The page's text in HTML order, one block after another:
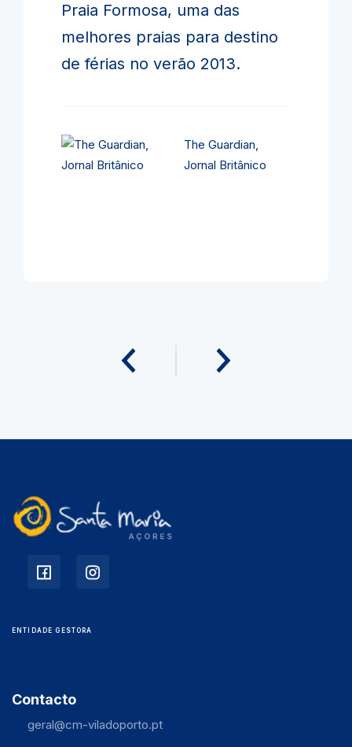
Praia Formosa, uma das
melhores praias para destino
de férias no verão 2013.
The Guardian,
Jornal Britânico
ENTIDADE GESTORA
Contacto
geral@cm-viladoporto.pt